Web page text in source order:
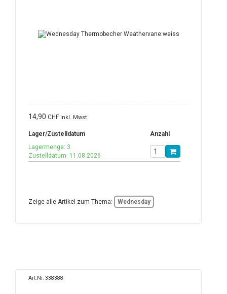
14,90 CHF inkl. Mwst
Lager/Zustelldatum
Anzahl
Lagermenge: 3
Zustelldatum: 11.08.2026
Zeige alle Artikel zum Thema: Wednesday
Art.Nr. 338388